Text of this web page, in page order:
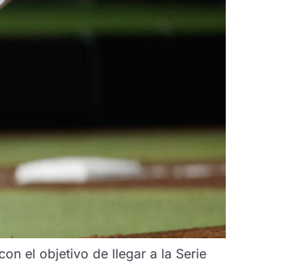
el objetivo de llegar a la Serie